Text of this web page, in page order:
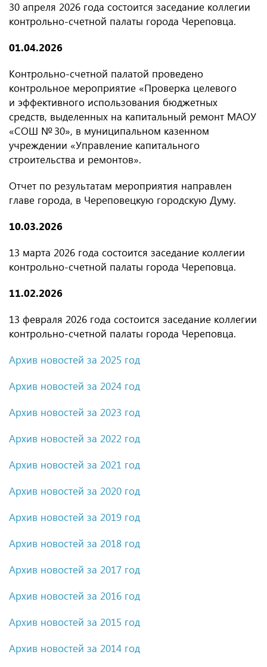
30 апреля 2026 года состоится заседание коллегии
контрольно-счетной палаты города Череповца.
01.04.2026
Контрольно-счетной палатой проведено
контрольное мероприятие «Проверка целевого
и эффективного использования бюджетных
средств, выделенных на капитальный ремонт МАОУ
«СОШ № 30», в муниципальном казенном
учреждении «Управление капитального
строительства и ремонтов».
Отчет по результатам мероприятия направлен
главе города, в Череповецкую городскую Думу.
10.03.2026
13 марта 2026 года состоится заседание коллегии
контрольно-счетной палаты города Череповца.
11.02.2026
13 февраля 2026 года состоится заседание коллегии
контрольно-счетной палаты города Череповца.
Архив новостей за 2025 год
Архив новостей за 2024 год
Архив новостей за 2023 год
Архив новостей за 2022 год
Архив новостей за 2021 год
Архив новостей за 2020 год
Архив новостей за 2019 год
Архив новостей за 2018 год
Архив новостей за 2017 год
Архив новостей за 2016 год
Архив новостей за 2015 год
Архив новостей за 2014 год